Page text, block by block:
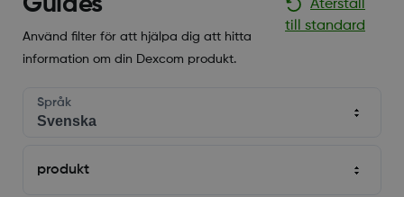
Använd filter för att hjälpa dig att hitta
information om din Dexcom produkt.
Återställ
till standard
Språk
produkt